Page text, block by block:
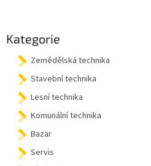
Kategorie
Zemědělská technika
Stavební technika
Lesní technika
Komunální technika
Bazar
Servis